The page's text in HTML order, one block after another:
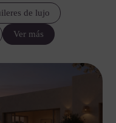
de lujo
Ver más